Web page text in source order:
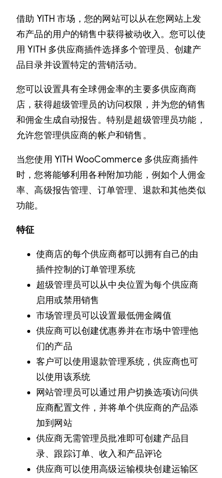
借助 YITH 市场，您的网站可以从在您网站上发
布产品的用户的销售中获得被动收入。您可以使
用 YITH 多供应商插件选择多个管理员、创建产
品目录并设置特定的营销活动。
您可以设置具有全球佣金率的主要多供应商商
店，获得超级管理员的访问权限，并为您的销售
和佣金生成自动报告。特别是超级管理员功能，
允许您管理供应商的帐户和销售。
当您使用 YITH WooCommerce 多供应商插件
时，您将能够利用各种附加功能，例如个人佣金
率、高级报告管理、订单管理、退款和其他类似
功能。
特征
使商店的每个供应商都可以拥有自己的由
插件控制的订单管理系统
超级管理员可以从中央位置为每个供应商
启用或禁用销售
市场管理员可以设置最低佣金阈值
供应商可以创建优惠券并在市场中管理他
们的产品
客户可以使用退款管理系统，供应商也可
以使用该系统
网站管理员可以通过用户切换选项访问供
应商配置文件，并将单个供应商的产品添
加到网站
供应商无需管理员批准即可创建产品目
录、跟踪订单、收入和产品评论
供应商可以使用高级运输模块创建运输区